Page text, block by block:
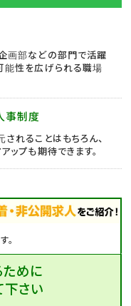
画部などの部門で活躍
能性を広げられる職場
事制度
れることはもちろん、
ップも期待できます。
。
ために
下さい